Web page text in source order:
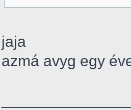
jaja
azmá avyg egy